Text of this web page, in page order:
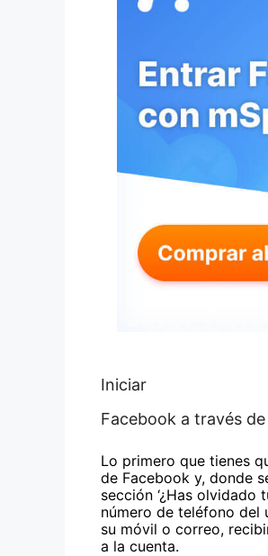
Iniciar
Facebook a través
Lo primero que tienes
de Facebook y, donde
sección ‘¿Has olvidado
número de teléfono del
su móvil o correo,
a la cuenta.